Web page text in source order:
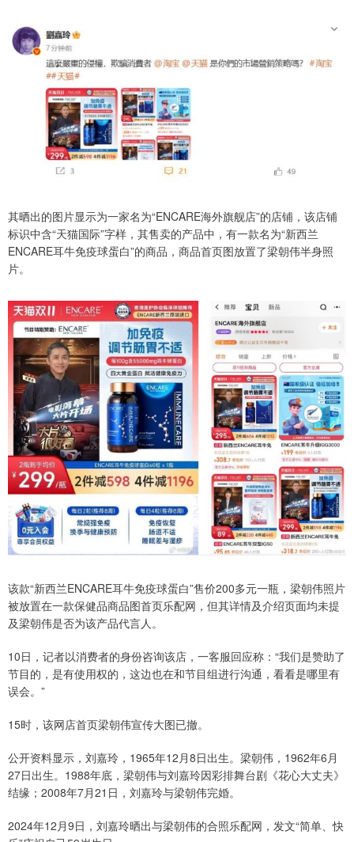
其晒出的图片显示为一家名为“ENCARE海外旗舰店”的店铺，该店铺
标识中含“天猫国际”字样，其售卖的产品中，有一款名为“新西兰
ENCARE耳牛免疫球蛋白”的商品，商品首页图放置了梁朝伟半身照
片。
该款“新西兰ENCARE耳牛免疫球蛋白”售价200多元一瓶，梁朝伟照片
被放置在一款保健品商品图首页乐配网，但其详情及介绍页面均未提
及梁朝伟是否为该产品代言人。
10日，记者以消费者的身份咨询该店，一客服回应称：“我们是赞助了
节目的，是有使用权的，这边也在和节目组进行沟通，看看是哪里有
误会。”
15时，该网店首页梁朝伟宣传大图已撤。
公开资料显示，刘嘉玲，1965年12月8日出生。梁朝伟，1962年6月
27日出生。1988年底，梁朝伟与刘嘉玲因彩排舞台剧《花心大丈夫》
结缘；2008年7月21日，刘嘉玲与梁朝伟完婚。
2024年12月9日，刘嘉玲晒出与梁朝伟的合照乐配网，发文“简单、快